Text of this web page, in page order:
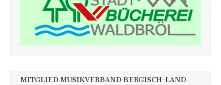
MITGLIED MUSIKVERBAND BERGISCH-LAND